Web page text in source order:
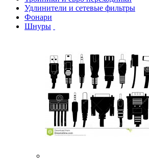
Удлинители и сетевые фильтры
Фонари
Шнуры